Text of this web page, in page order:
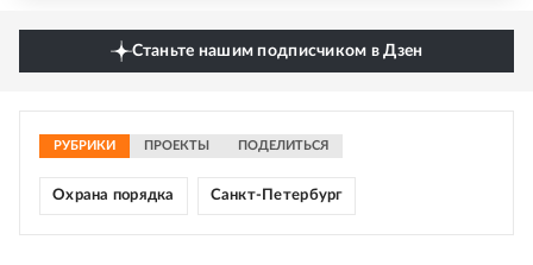
Станьте нашим подписчиком в Дзен
РУБРИКИ ПРОЕКТЫ ПОДЕЛИТЬСЯ
Охрана порядка Санкт-Петербург